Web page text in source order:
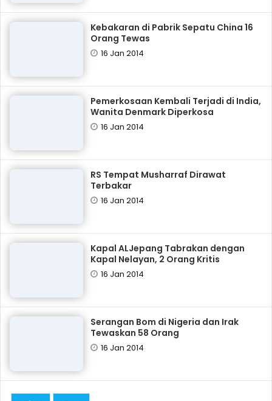
Kebakaran di Pabrik Sepatu China 16
Orang Tewas
16 Jan 2014
Pemerkosaan Kembali Terjadi di India,
Wanita Denmark Diperkosa
16 Jan 2014
RS Tempat Musharraf Dirawat
Terbakar
16 Jan 2014
Kapal ALJepang Tabrakan dengan
Kapal Nelayan, 2 Orang Kritis
16 Jan 2014
Serangan Bom di Nigeria dan Irak
Tewaskan 58 Orang
16 Jan 2014